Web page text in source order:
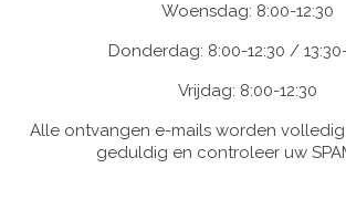
Woensdag: 8:00-12:30
Donderdag: 8:00-12:30 /
Vrijdag: 8:00-12:30
Alle ontvangen e-mails worden
geduldig en controleer uw